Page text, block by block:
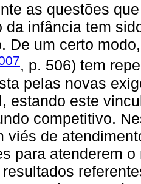
as questões
da infância tem
De um certo
, p. 506) tem
pelas novas
estando este
competitivo.
viés de
para atenderem